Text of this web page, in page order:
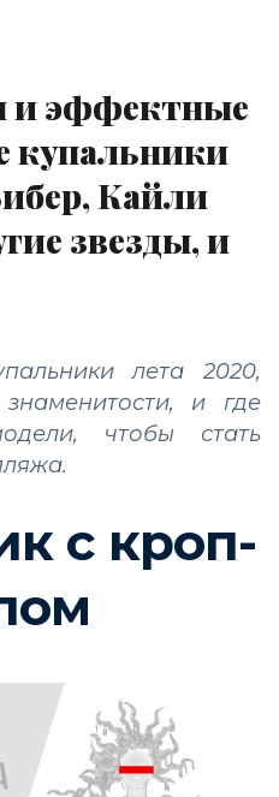
и эффектные
купальники
Кайли
звезды, и
лета 2020,
и где
чтобы стать
с кроп-